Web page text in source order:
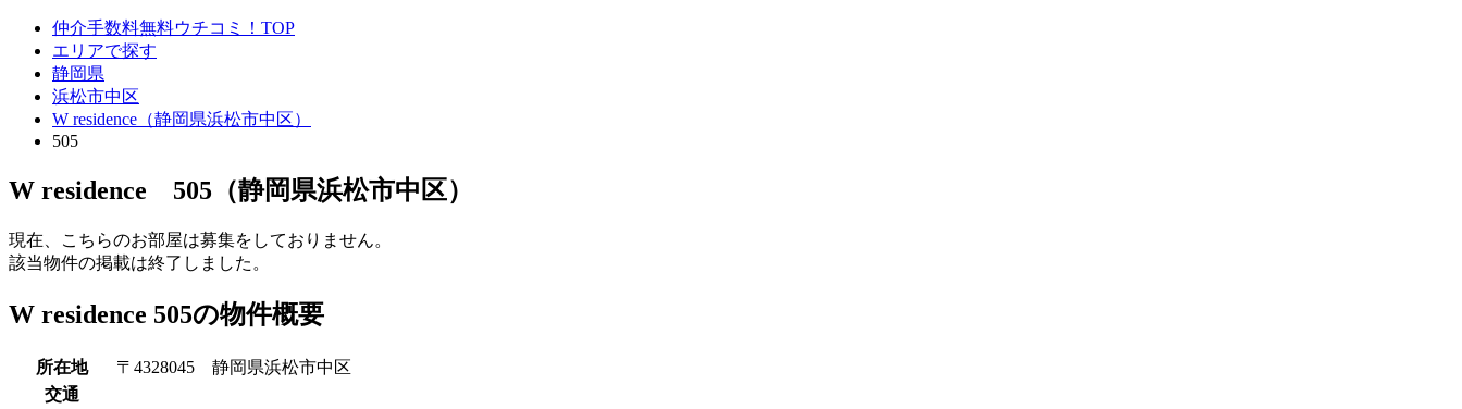
仲介手数料無料ウチコミ！TOP
エリアで探す
静岡県
浜松市中区
W residence（静岡県浜松市中区）
505
W residence 505（静岡県浜松市中区）
現在、こちらのお部屋は募集をしておりません。
該当物件の掲載は終了しました。
W residence 505の物件概要
所在地
〒4328045 静岡県浜松市中区
交通